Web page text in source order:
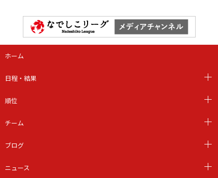
ホーム
日程・結果
順位
チーム
ブログ
ニュース